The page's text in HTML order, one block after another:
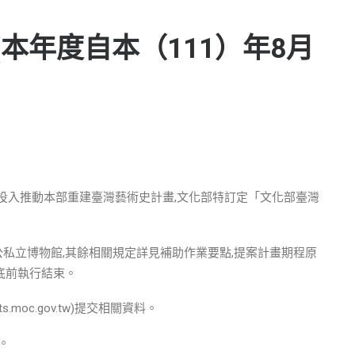
年度自本（111）年8月
推動本部重建臺灣藝術史計畫,文化部特訂定「文化部臺灣
立博物館,其餘相關規定詳見補助作業要點,提案計畫期程原
執行結束。
提交相關資料。